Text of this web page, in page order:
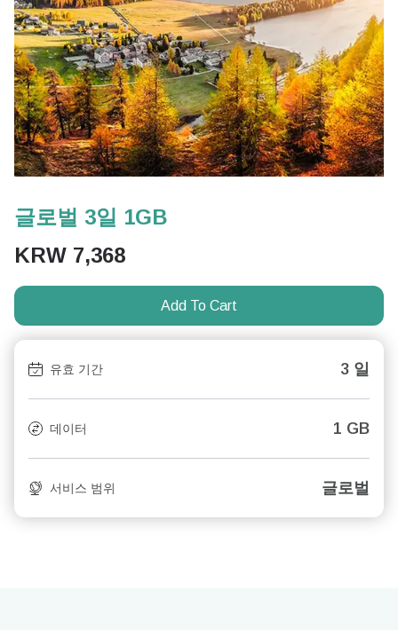
글로벌 3일 1GB
KRW 7,368
Add To Cart
유효 기간 3 일
데이터 1 GB
서비스 범위 글로벌